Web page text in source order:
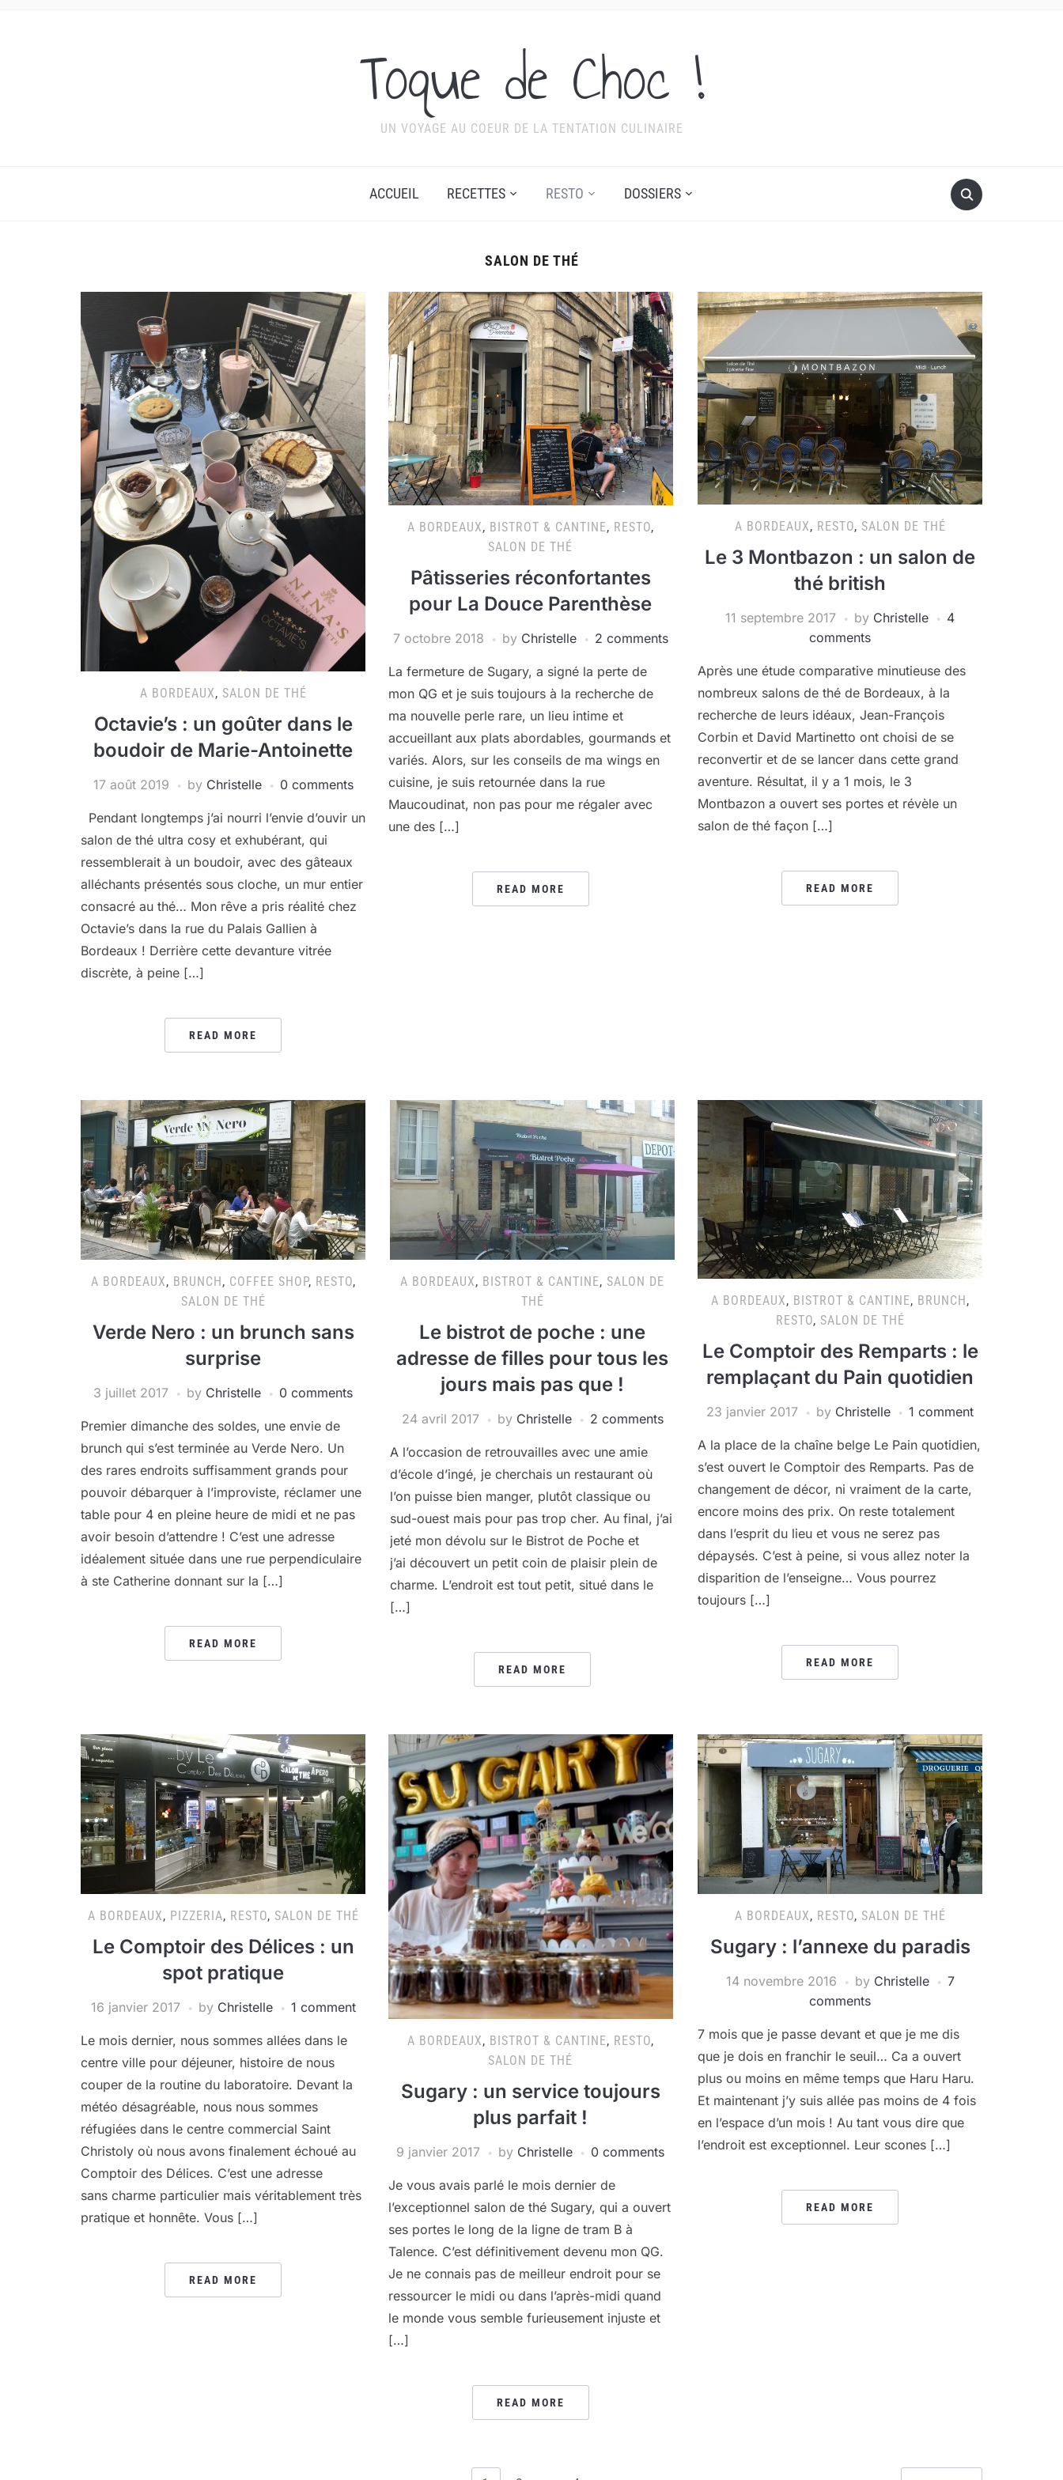
Toque de Choc !
UN VOYAGE AU COEUR DE LA TENTATION CULINAIRE
ACCUEIL RECETTES RESTO DOSSIERS
SALON DE THÉ
A BORDEAUX, SALON DE THÉ
Octavie’s : un goûter dans le
boudoir de Marie-Antoinette
17 août 2019 by Christelle 0 comments
Pendant longtemps j’ai nourri l’envie d’ouvir un
salon de thé ultra cosy et exhubérant, qui
ressemblerait à un boudoir, avec des gâteaux
alléchants présentés sous cloche, un mur entier
consacré au thé… Mon rêve a pris réalité chez
Octavie’s dans la rue du Palais Gallien à
Bordeaux ! Derrière cette devanture vitrée
discrète, à peine […]
READ MORE
A BORDEAUX, BISTROT & CANTINE, RESTO,
SALON DE THÉ
Pâtisseries réconfortantes
pour La Douce Parenthèse
7 octobre 2018 by Christelle 2 comments
La fermeture de Sugary, a signé la perte de
mon QG et je suis toujours à la recherche de
ma nouvelle perle rare, un lieu intime et
accueillant aux plats abordables, gourmands et
variés. Alors, sur les conseils de ma wings en
cuisine, je suis retournée dans la rue
Maucoudinat, non pas pour me régaler avec
une des […]
READ MORE
A BORDEAUX, RESTO, SALON DE THÉ
Le 3 Montbazon : un salon de
thé british
11 septembre 2017 by Christelle
4
comments
Après une étude comparative minutieuse des
nombreux salons de thé de Bordeaux, à la
recherche de leurs idéaux, Jean-François
Corbin et David Martinetto ont choisi de se
reconvertir et de se lancer dans cette grand
aventure. Résultat, il y a 1 mois, le 3
Montbazon a ouvert ses portes et révèle un
salon de thé façon […]
READ MORE
A BORDEAUX, BRUNCH, COFFEE SHOP, RESTO,
SALON DE THÉ
Verde Nero : un brunch sans
surprise
3 juillet 2017 by Christelle 0 comments
Premier dimanche des soldes, une envie de
brunch qui s’est terminée au Verde Nero. Un
des rares endroits suffisamment grands pour
pouvoir débarquer à l’improviste, réclamer une
table pour 4 en pleine heure de midi et ne pas
avoir besoin d’attendre ! C’est une adresse
idéalement située dans une rue perpendiculaire
à ste Catherine donnant sur la […]
READ MORE
A BORDEAUX, BISTROT & CANTINE, SALON DE
THÉ
Le bistrot de poche : une
adresse de filles pour tous les
jours mais pas que !
24 avril 2017 by Christelle 2 comments
A l’occasion de retrouvailles avec une amie
d’école d’ingé, je cherchais un restaurant où
l’on puisse bien manger, plutôt classique ou
sud-ouest mais pour pas trop cher. Au final, j’ai
jeté mon dévolu sur le Bistrot de Poche et
j’ai découvert un petit coin de plaisir plein de
charme. L’endroit est tout petit, situé dans le
[…]
READ MORE
A BORDEAUX, BISTROT & CANTINE, BRUNCH,
RESTO, SALON DE THÉ
Le Comptoir des Remparts : le
remplaçant du Pain quotidien
23 janvier 2017 by Christelle 1 comment
A la place de la chaîne belge Le Pain quotidien,
s’est ouvert le Comptoir des Remparts. Pas de
changement de décor, ni vraiment de la carte,
encore moins des prix. On reste totalement
dans l’esprit du lieu et vous ne serez pas
dépaysés. C’est à peine, si vous allez noter la
disparition de l’enseigne… Vous pourrez
toujours […]
READ MORE
A BORDEAUX, PIZZERIA, RESTO, SALON DE THÉ
Le Comptoir des Délices : un
spot pratique
16 janvier 2017 by Christelle 1 comment
Le mois dernier, nous sommes allées dans le
centre ville pour déjeuner, histoire de nous
couper de la routine du laboratoire. Devant la
météo désagréable, nous nous sommes
réfugiées dans le centre commercial Saint
Christoly où nous avons finalement échoué au
Comptoir des Délices. C’est une adresse
sans charme particulier mais véritablement très
pratique et honnête. Vous […]
READ MORE
A BORDEAUX, BISTROT & CANTINE, RESTO,
SALON DE THÉ
Sugary : un service toujours
plus parfait !
9 janvier 2017 by Christelle 0 comments
Je vous avais parlé le mois dernier de
l’exceptionnel salon de thé Sugary, qui a ouvert
ses portes le long de la ligne de tram B à
Talence. C’est définitivement devenu mon QG.
Je ne connais pas de meilleur endroit pour se
ressourcer le midi ou dans l’après-midi quand
le monde vous semble furieusement injuste et
[…]
READ MORE
A BORDEAUX, RESTO, SALON DE THÉ
Sugary : l’annexe du paradis
14 novembre 2016 by Christelle
7
comments
7 mois que je passe devant et que je me dis
que je dois en franchir le seuil… Ca a ouvert
plus ou moins en même temps que Haru Haru.
Et maintenant j’y suis allée pas moins de 4 fois
en l’espace d’un mois ! Au tant vous dire que
l’endroit est exceptionnel. Leur scones […]
READ MORE